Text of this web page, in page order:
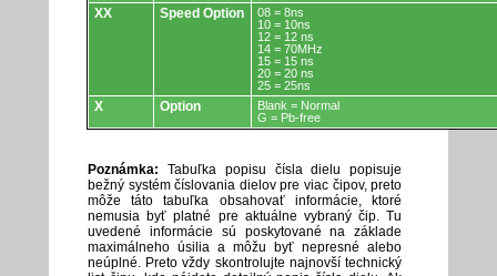
XX Speed Option
08 = 8ns
10 = 10ns
12 = 12 ns
14 = 70MHz
15 = 15 ns
20 = 20 ns
25 = 25ns
X Option
Blank = Normal
G = Pb-free
Poznámka: Tabuľka popisu čísla dielu popisuje
bežný systém číslovania dielov pre viac čipov, preto
môže táto tabuľka obsahovať informácie, ktoré
nemusia byť platné pre aktuálne vybraný čip. Tu
uvedené informácie sú poskytované na základe
maximálneho úsilia a môžu byť nepresné alebo
neúplné. Preto vždy skontrolujte najnovší technický